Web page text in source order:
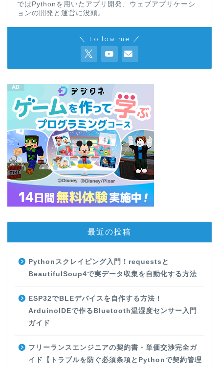
ではPythonを用いたアプリ開発、ウェブアプリケーシ
ョンの開発と運営に没頭。
＼ Follow me ／
最近の投稿
Pythonスクレイピング入門！requestsと
BeautifulSoup4で実データ収集を自動化する方法
ESP32でBLEデバイスを自作する方法！
ArduinoIDEで作るBluetooth温湿度センサー入門
ガイド
フリーランスエンジニアの契約書・単価交渉完全ガ
イド【トラブルを防ぐ必須条項とPythonで契約管理